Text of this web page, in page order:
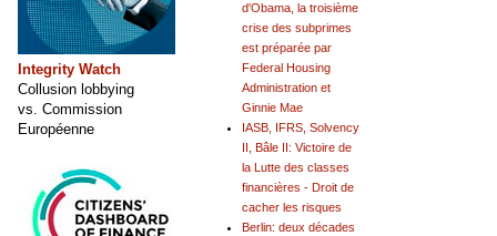
d'Obama, la troisième
crise des subprimes
est préparée par
Federal Housing
Administration et
Ginnie Mae
IASB, IFRS, Solvency
II, Bâle II: Victoire de
la Lutte des classes
financières - Droit de
cacher les risques
Berlin: deux décades
Integrity Watch
Collusion lobbying
vs. Commission
Européenne